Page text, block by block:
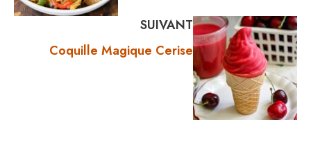
SUIVANT
Coquille Magique Cerise